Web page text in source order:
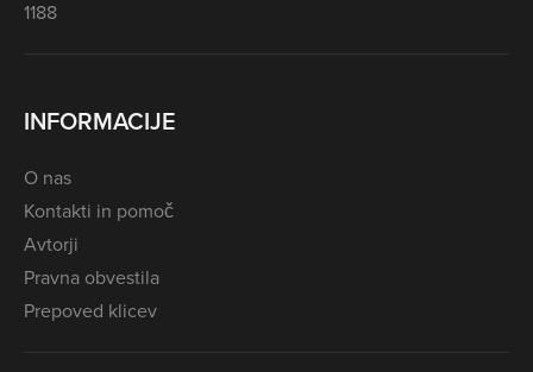
1188
INFORMACIJE
O nas
Kontakti in pomoč
Avtorji
Pravna obvestila
Prepoved klicev